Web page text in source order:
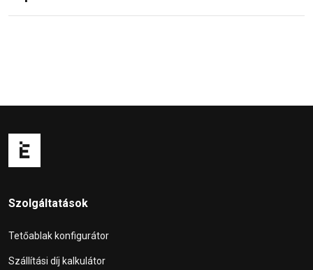
Szolgáltatások
Tetőablak konfigurátor
Szállítási díj kalkulátor